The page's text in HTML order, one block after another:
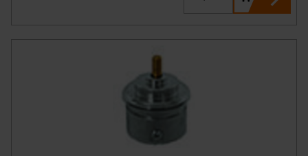
Unsere Kooperation mit diesen Dienstleistern stützt
Beurteilung der mit der Datenübermittlung,
insbesondere der Art der übermittelten Daten,
verbundenen Risiken.“